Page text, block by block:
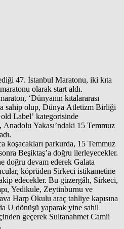
47. İstanbul Maratonu, iki kıta
olarak start aldı.
‘Dünyanın kıtalararası
sahip olup, Dünya Atletizm Birliği
Label’ kategorisinde
Yakası’ndaki 15 Temmuz
koşacakları parkurda, 15 Temmuz
Beşiktaş’a doğru ilerleyecekler.
doğru devam ederek Galata
köprüden Sirkeci istikametine
edecekler. Bu güzergâh, Sirkeci,
Yedikule, Zeytinburnu ve
Harp Okulu araç tahliye kapısına
U dönüşü yaparak yine sahil
geçerek Sultanahmet Camii